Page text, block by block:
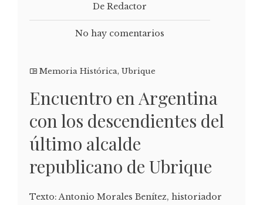
De Redactor
No hay comentarios
Memoria Histórica, Ubrique
Encuentro en Argentina
con los descendientes del
último alcalde
republicano de Ubrique
Texto: Antonio Morales Benítez, historiador